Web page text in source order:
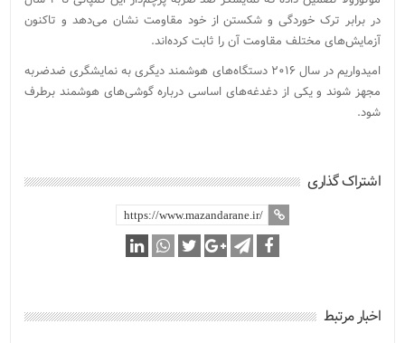
در برابر ترک خوردگی و شکستن از خود مقاومت نشان می‌دهد و تاکنون
آزمایش‌های مختلف مقاومت آن را ثابت کرده‌اند.
امیدواریم در سال ۲۰۱۶ دستگاه‌های هوشمند دیگری به نمایشگری ضدضربه
مجهز شوند و یکی از دغدغه‌های اساسی درباره گوشی‌های هوشمند برطرف
شود.
اشتراک گذاری
اخبار مرتبط